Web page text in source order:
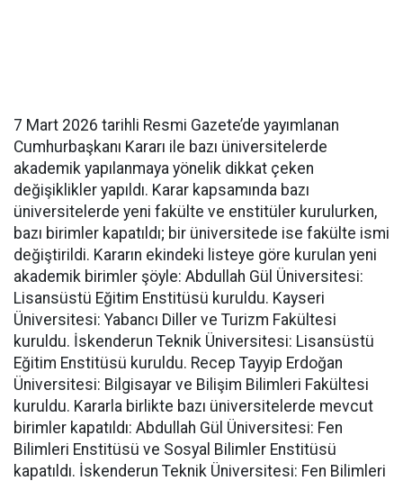
7 Mart 2026 tarihli Resmi Gazete’de yayımlanan
Cumhurbaşkanı Kararı ile bazı üniversitelerde
akademik yapılanmaya yönelik dikkat çeken
değişiklikler yapıldı. Karar kapsamında bazı
üniversitelerde yeni fakülte ve enstitüler kurulurken,
bazı birimler kapatıldı; bir üniversitede ise fakülte ismi
değiştirildi. Kararın ekindeki listeye göre kurulan yeni
akademik birimler şöyle: Abdullah Gül Üniversitesi:
Lisansüstü Eğitim Enstitüsü kuruldu. Kayseri
Üniversitesi: Yabancı Diller ve Turizm Fakültesi
kuruldu. İskenderun Teknik Üniversitesi: Lisansüstü
Eğitim Enstitüsü kuruldu. Recep Tayyip Erdoğan
Üniversitesi: Bilgisayar ve Bilişim Bilimleri Fakültesi
kuruldu. Kararla birlikte bazı üniversitelerde mevcut
birimler kapatıldı: Abdullah Gül Üniversitesi: Fen
Bilimleri Enstitüsü ve Sosyal Bilimler Enstitüsü
kapatıldı. İskenderun Teknik Üniversitesi: Fen Bilimleri